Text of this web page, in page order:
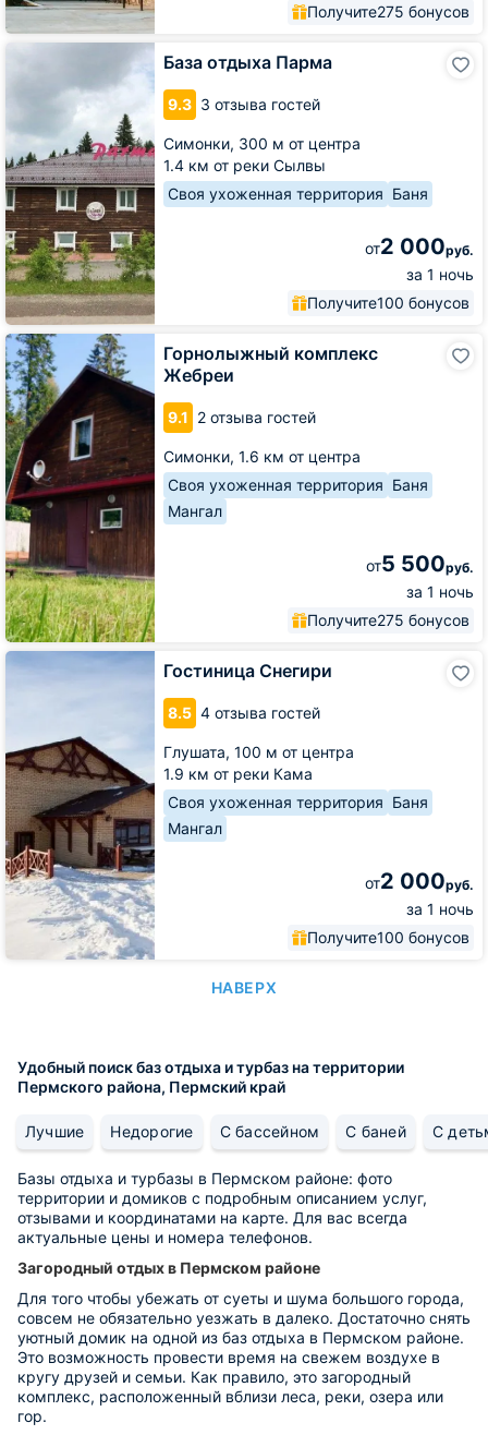
Получите275 бонусов
База отдыха Парма
9.3 3 отзыва гостей
Симонки, 300 м от центра
1.4 км от реки Сылвы
Своя ухоженная территория Баня
от2 000руб.
за 1 ночь
Получите100 бонусов
База
Горнолыжный комплекс
Жебреи
9.1 2 отзыва гостей
Симонки, 1.6 км от центра
Своя ухоженная территория Баня
Мангал
от5 500руб.
за 1 ночь
Получите275 бонусов
Горнолыжный
комплекс
Жебреи
Гостиница Снегири
8.5 4 отзыва гостей
Глушата, 100 м от центра
1.9 км от реки Кама
Своя ухоженная территория Баня
Мангал
от2 000руб.
за 1 ночь
Получите100 бонусов
Гостиница
НАВЕРХ
Удобный поиск баз отдыха и турбаз на территории
Пермского района, Пермский край
Лучшие Недорогие С бассейном С баней С
Базы отдыха и турбазы в Пермском районе: фото
территории и домиков с подробным описанием услуг,
отзывами и координатами на карте. Для вас всегда
актуальные цены и номера телефонов.
Загородный отдых в Пермском районе
Для того чтобы убежать от суеты и шума большого города,
совсем не обязательно уезжать в далеко. Достаточно снять
уютный домик на одной из баз отдыха в Пермском районе.
Это возможность провести время на свежем воздухе в
кругу друзей и семьи. Как правило, это загородный
комплекс, расположенный вблизи леса, реки, озера или
гор.